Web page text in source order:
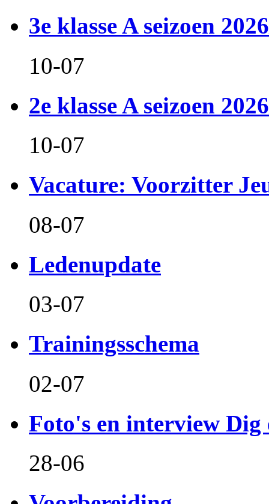
3e klasse A seizoen
10-07
2e klasse A seizoen
10-07
Vacature: Voorzitter
08-07
Ledenupdate
03-07
Trainingsschema
02-07
Foto's en interview Dig
28-06